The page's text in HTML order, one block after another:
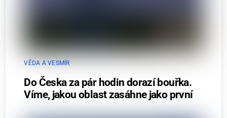
VĚDA A VESMÍR
Do Česka za pár hodin dorazí bouřka.
Víme, jakou oblast zasáhne jako první